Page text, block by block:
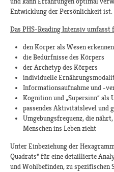
Entwicklung der Persönlichkeit ist.
Das PHS-Reading Intensiv
den Körper als Wesen
die Bedürfnisse des Körpers
der Archetyp des Körpers
individuelle
Informationsaufnahme und -
Kognition und „Supersinn“
passendes Aktivitätslevel und
Umgebungsfrequenz, die
Menschen ins Leben zieht
Unter Einbeziehung der
Quadrats“ für eine detaillierte
und Wohlbefinden, zu spezifischen